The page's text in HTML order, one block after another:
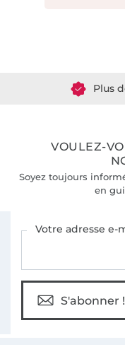
Plus
VOULEZ-
Soyez toujours
en
Votre adresse e-
S'abonner !